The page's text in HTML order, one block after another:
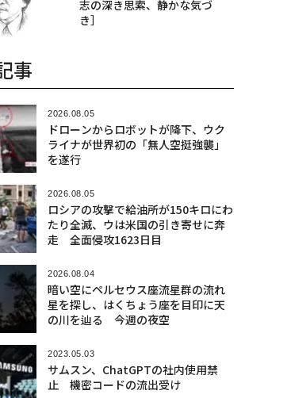
志の深き思索、静かな気づ
き］
事
2026.08.05
ドローンからロボットが降下、ウク
ライナが世界初の「無人空挺強襲」
を遂行
2026.08.05
ロシアの攻撃で給油所が150キロにわ
たり全滅、ウは米国の引き寄せに奔
走 全面侵攻1623日目
2026.08.04
暗い空にペルセウス座流星群の流れ
星を探し、はくちょう座を目印に天
の川を辿る 今週の夜空
2023.05.03
サムスン、ChatGPTの社内使用禁
止 機密コードの流出受け